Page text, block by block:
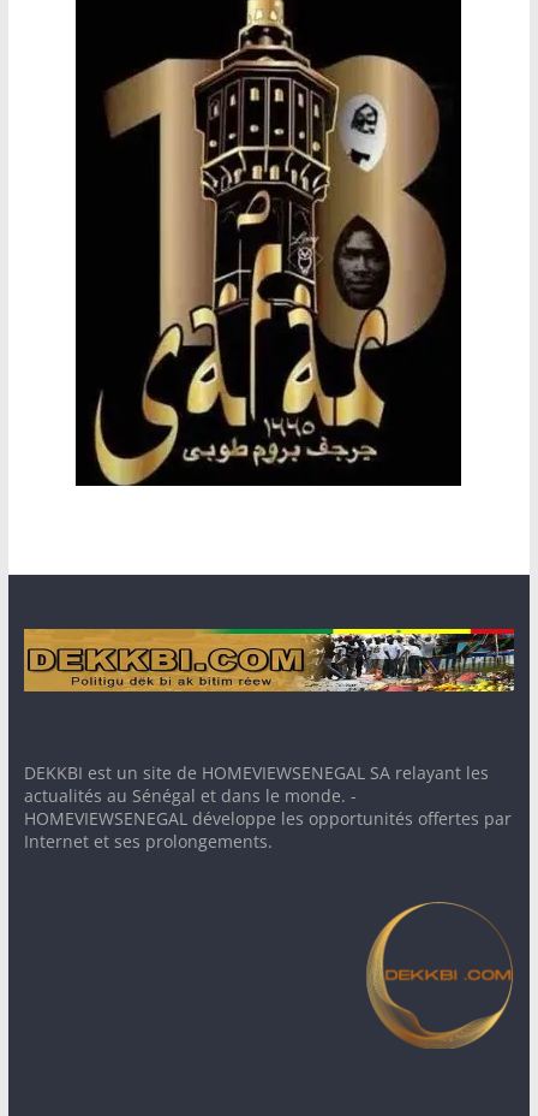
DEKKBI est un site de HOMEVIEWSENEGAL SA relayant les
actualités au Sénégal et dans le monde. -
HOMEVIEWSENEGAL développe les opportunités offertes par
Internet et ses prolongements.